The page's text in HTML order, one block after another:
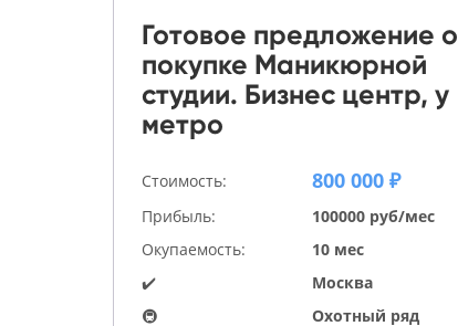
Готовое предложение о
покупке Маникюрной
студии. Бизнес центр, у
метро
Стоимость: 800 000 ₽
Прибыль:
100000 руб/мес
Окупаемость:
10 мес
✔️
Москва
🚇
Охотный ряд